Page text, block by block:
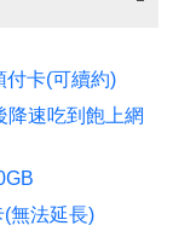
付卡(可續約)
降速吃到飽上網
無法延長)